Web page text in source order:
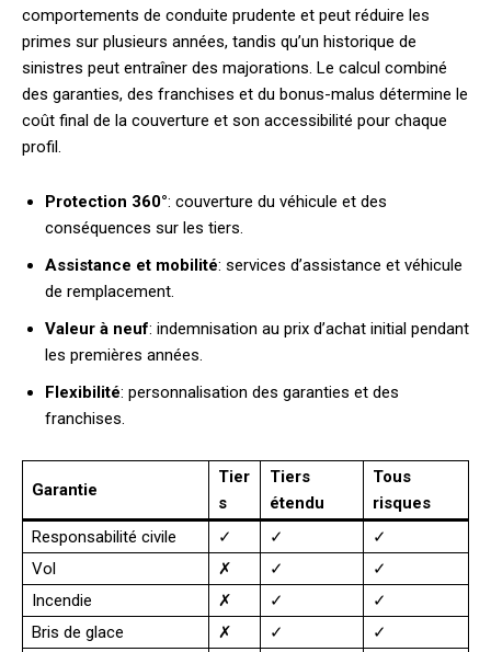
comportements de conduite prudente et peut réduire les
primes sur plusieurs années, tandis qu’un historique de
sinistres peut entraîner des majorations. Le calcul combiné
des garanties, des franchises et du bonus-malus détermine le
coût final de la couverture et son accessibilité pour chaque
profil.
Protection 360°: couverture du véhicule et des
conséquences sur les tiers.
Assistance et mobilité: services d’assistance et véhicule
de remplacement.
Valeur à neuf: indemnisation au prix d’achat initial pendant
les premières années.
Flexibilité: personnalisation des garanties et des
franchises.
Garantie
Tier
s
Tiers
étendu
Tous
risques
Responsabilité civile
✓ ✓
✓
Vol
✗ ✓
✓
Incendie
✗ ✓
✓
Bris de glace
✗ ✓
✓